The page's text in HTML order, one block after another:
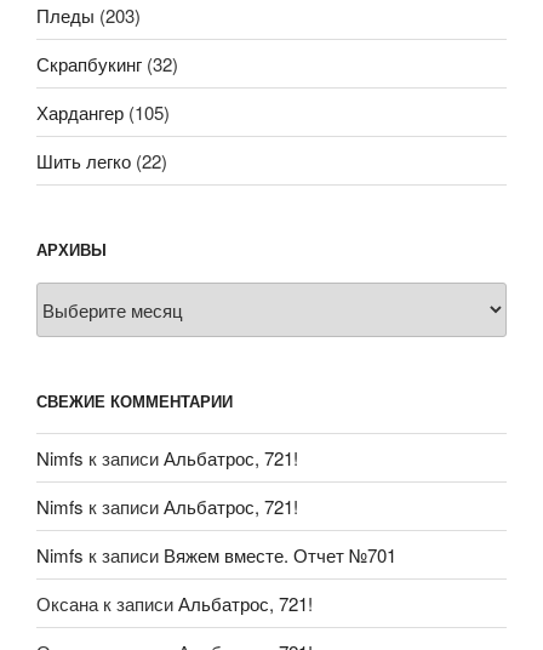
Пледы (203)
Скрапбукинг (32)
Хардангер (105)
Шить легко (22)
АРХИВЫ
СВЕЖИЕ КОММЕНТАРИИ
Nimfs к записиАльбатрос, 721!
Nimfs к записиАльбатрос, 721!
Nimfs к записи Вяжем вместе. Отчет №701
Оксана к записиАльбатрос, 721!